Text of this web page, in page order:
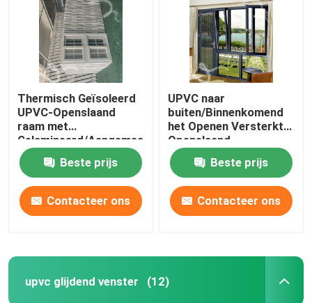
Thermisch Geïsoleerd
UPVC-Openslaand
raam met
Gelamineerd/Aangemaakt
Glas
Beste prijs
Contacteer ons
UPVC naar
buiten/Binnenkomend
het Openen Versterkt
Openslaand
raamstaal/Aluminium
Beste prijs
Contacteer ons
upvc glijdend venster (12)